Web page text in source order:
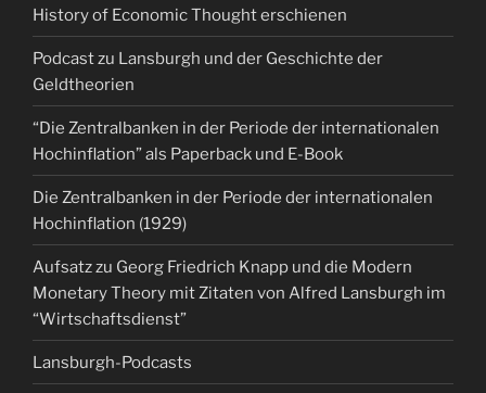
History of Economic Thought erschienen
Podcast zu Lansburgh und der Geschichte der
Geldtheorien
“Die Zentralbanken in der Periode der internationalen
Hochinflation” als Paperback und E-Book
Die Zentralbanken in der Periode der internationalen
Hochinflation (1929)
Aufsatz zu Georg Friedrich Knapp und die Modern
Monetary Theory mit Zitaten von Alfred Lansburgh im
“Wirtschaftsdienst”
Lansburgh-Podcasts